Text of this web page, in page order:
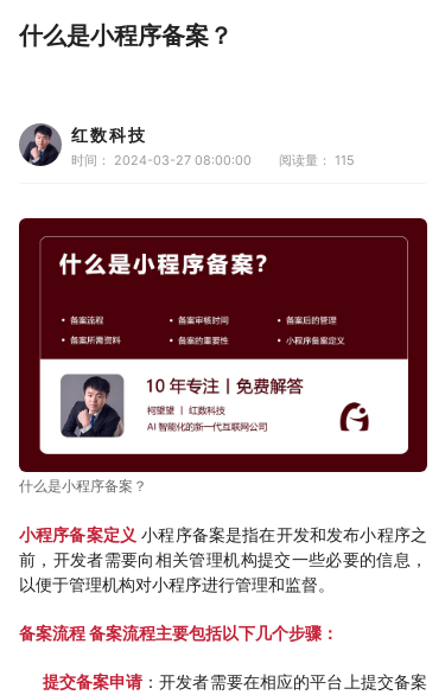
什么是小程序备案？
红数科技
时间： 2024-03-27 08:00:00 阅读量： 115
什么是小程序备案？
小程序备案定义 小程序备案是指在开发和发布小程序之
前，开发者需要向相关管理机构提交一些必要的信息，
以便于管理机构对小程序进行管理和监督。
备案流程 备案流程主要包括以下几个步骤：
提交备案申请：开发者需要在相应的平台上提交备案